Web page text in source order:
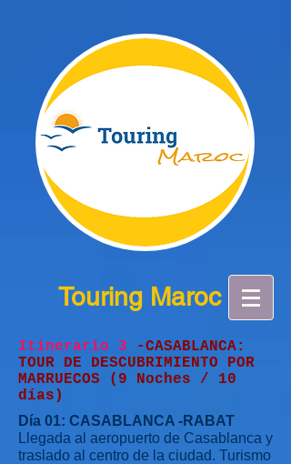
Touring Maroc
Itinerario 3
-CASABLANCA:
TOUR DE DESCUBRIMIENTO POR
MARRUECOS (9 Noches / 10
días)
Día 01: CASABLANCA -RABAT
Llegada al aeropuerto de Casablanca y
traslado al centro de la ciudad. Turismo